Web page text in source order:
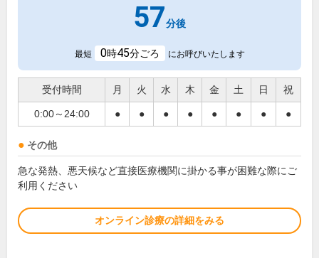
57分後
最短 0時45分ごろ にお呼びいたします
受付時間 月 火 水 木 金 土 日 祝
0:00～24:00 ● ● ● ● ● ● ● ●
その他
急な発熱、悪天候など直接医療機関に掛かる事が困難な際にご
利用ください
オンライン診療の詳細をみる